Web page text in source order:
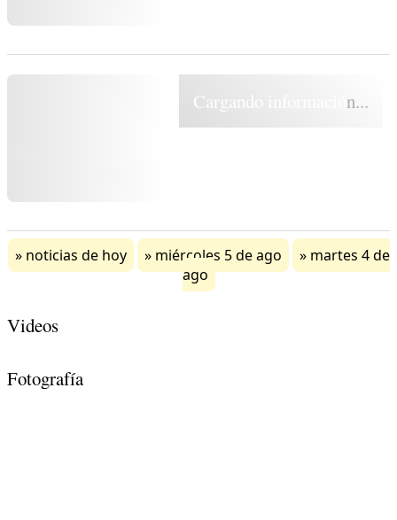
Cargando información...
noticias de hoy miércoles 5 de ago
martes 4 de
ago
Videos
Fotografía